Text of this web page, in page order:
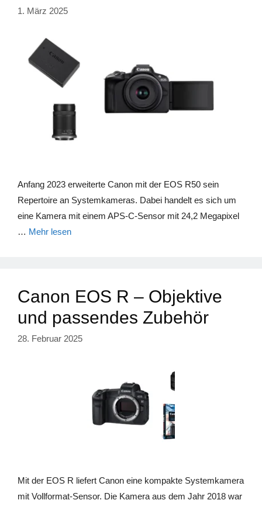
1. März 2025
Anfang 2023 erweiterte Canon mit der EOS R50 sein
Repertoire an Systemkameras. Dabei handelt es sich um
eine Kamera mit einem APS-C-Sensor mit 24,2 Megapixel
… Mehr lesen
Canon EOS R – Objektive
und passendes Zubehör
28. Februar 2025
Mit der EOS R liefert Canon eine kompakte Systemkamera
mit Vollformat-Sensor. Die Kamera aus dem Jahr 2018 war